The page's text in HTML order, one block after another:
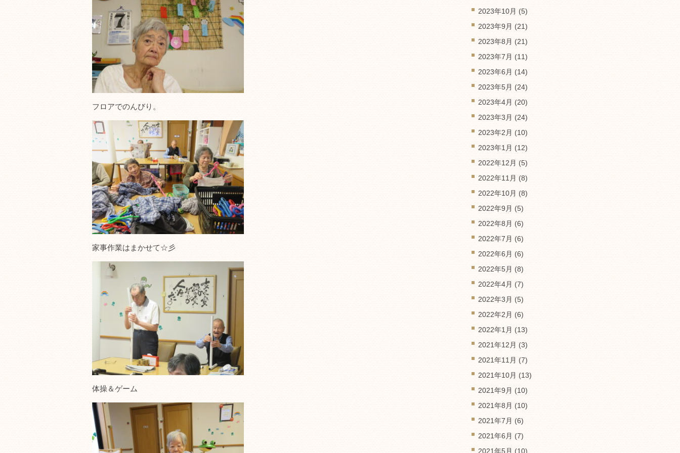
フロアでのんびり。
家事作業はまかせて☆彡
体操＆ゲーム
2023年10月 (5)
2023年9月 (21)
2023年8月 (21)
2023年7月 (11)
2023年6月 (14)
2023年5月 (24)
2023年4月 (20)
2023年3月 (24)
2023年2月 (10)
2023年1月 (12)
2022年12月 (5)
2022年11月 (8)
2022年10月 (8)
2022年9月 (5)
2022年8月 (6)
2022年7月 (6)
2022年6月 (6)
2022年5月 (8)
2022年4月 (7)
2022年3月 (5)
2022年2月 (6)
2022年1月 (13)
2021年12月 (3)
2021年11月 (7)
2021年10月 (13)
2021年9月 (10)
2021年8月 (10)
2021年7月 (6)
2021年6月 (7)
2021年5月 (10)